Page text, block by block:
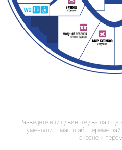
Разведите или сдвиньте два
уменьшить масштаб.
экране и